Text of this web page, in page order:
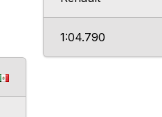
1:04.790